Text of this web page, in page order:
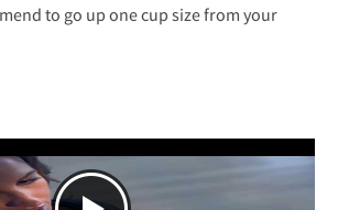
to go up one cup size from your